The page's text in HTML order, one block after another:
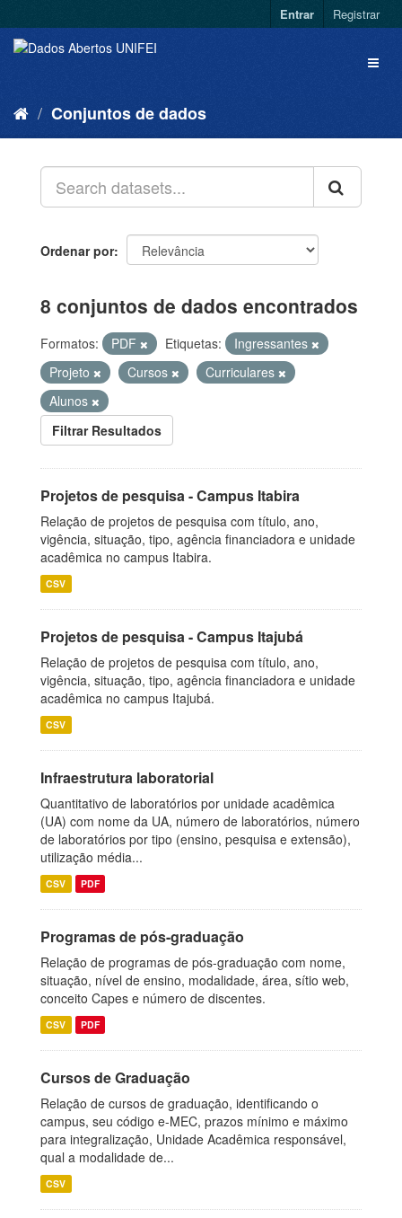
Entrar Registrar
Conjuntos de dados
Ordenar por
8 conjuntos de dados encontrados
Formatos: PDF Etiquetas:
Ingressantes
Projeto
Cursos
Curriculares
Alunos
Filtrar Resultados
Projetos de pesquisa - Campus Itabira
Relação de projetos de pesquisa com título, ano,
vigência, situação, tipo, agência financiadora e unidade
acadêmica no campus Itabira.
CSV
Projetos de pesquisa - Campus Itajubá
Relação de projetos de pesquisa com título, ano,
vigência, situação, tipo, agência financiadora e unidade
acadêmica no campus Itajubá.
CSV
Infraestrutura laboratorial
Quantitativo de laboratórios por unidade acadêmica
(UA) com nome da UA, número de laboratórios, número
de laboratórios por tipo (ensino, pesquisa e extensão),
utilização média...
CSV PDF
Programas de pós-graduação
Relação de programas de pós-graduação com nome,
situação, nível de ensino, modalidade, área, sítio web,
conceito Capes e número de discentes.
CSV PDF
Cursos de Graduação
Relação de cursos de graduação, identificando o
campus, seu código e-MEC, prazos mínimo e máximo
para integralização, Unidade Acadêmica responsável,
qual a modalidade de...
CSV